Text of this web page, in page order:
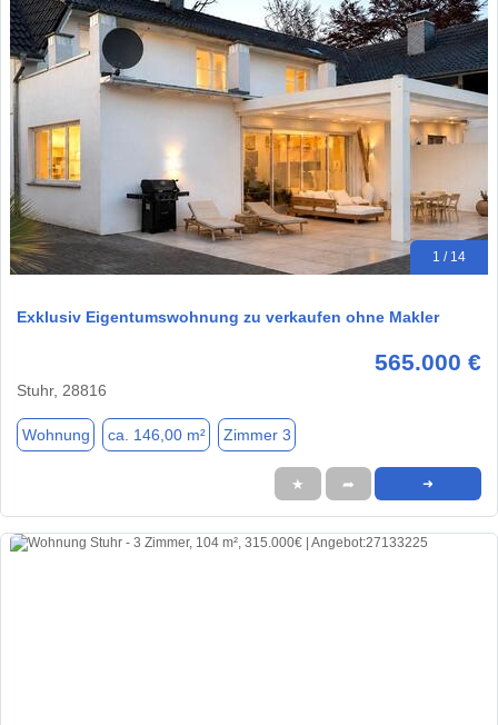
1 / 14
Exklusiv Eigentumswohnung zu verkaufen ohne Makler
565.000 €
Stuhr, 28816
Wohnung ca. 146,00 m² Zimmer 3
★ ➦ ➜